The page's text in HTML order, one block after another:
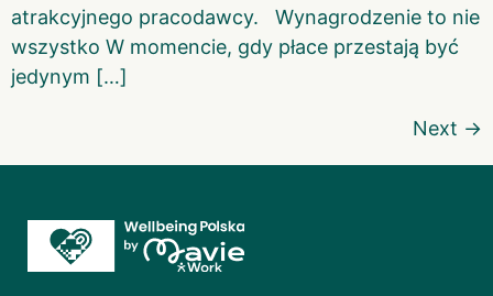
atrakcyjnego pracodawcy. Wynagrodzenie to nie
wszystko W momencie, gdy płace przestają być
jedynym […]
Next →